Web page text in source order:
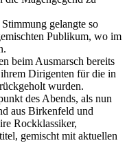
gelangte so
Publikum, wo im
beim Ausmarsch bereits
Dirigenten für die in
wurden.
des Abends, als nun
aus Birkenfeld und
Rockklassiker,
gemischt mit aktuellen